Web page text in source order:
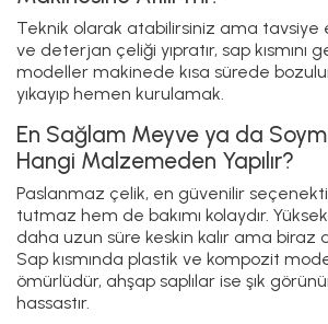
Yardım
Alışveriş
Kişisel Verilerin Korunması
Popüler Kategoriler
En Sevilen Kategoriler